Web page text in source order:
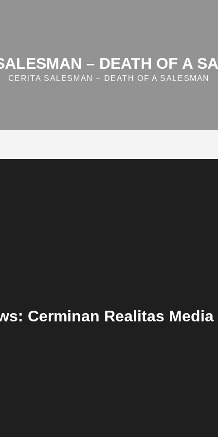
– DEATH OF A
CERITA SALESMAN – DEATH OF A SALESMAN
Cerminan Realitas